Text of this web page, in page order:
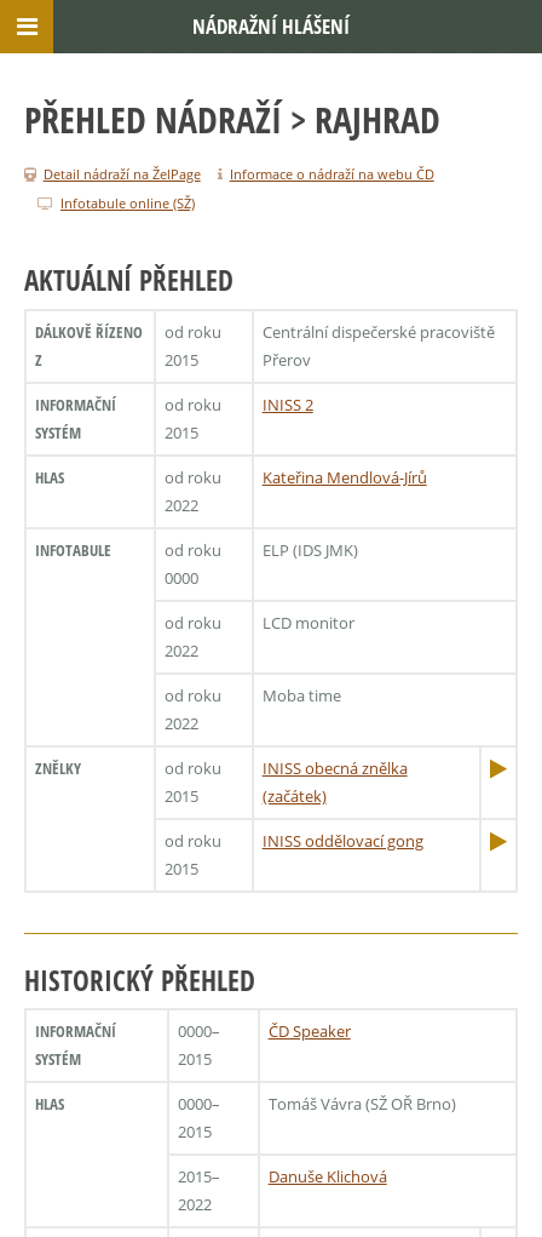
PŘEHLED NÁDRAŽÍ > RAJHRAD
Detail nádraží na ŽelPage
Informace o nádraží na webu ČD
Infotabule online (SŽ)
AKTUÁLNÍ PŘEHLED
DÁLKOVĚ ŘÍZENO
Z
od roku
2015
Centrální dispečerské pracoviště
Přerov
INFORMAČNÍ
SYSTÉM
od roku
2015
INISS 2
HLAS
od roku
2022
Kateřina Mendlová-Jírů
INFOTABULE
od roku
0000
ELP (IDS JMK)
od roku
2022
LCD monitor
od roku
2022
Moba time
ZNĚLKY
od roku
2015
INISS obecná znělka
(začátek)
od roku
2015
INISS oddělovací gong
HISTORICKÝ PŘEHLED
INFORMAČNÍ
SYSTÉM
0000–
2015
ČD Speaker
HLAS
0000–
2015
Tomáš Vávra (SŽ OŘ Brno)
2015–
2022
Danuše Klichová
NÁDRAŽNÍ HLÁŠENÍ